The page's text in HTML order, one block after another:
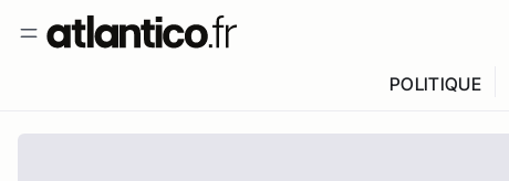
POLITIQUE